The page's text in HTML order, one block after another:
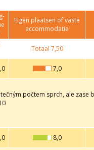
Eigen plaatsen of vaste
accommodatie
Totaal 7,50
7,0
počtem sprch, ale
8,0